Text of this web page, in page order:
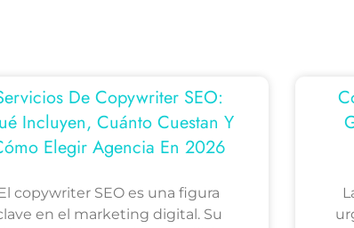
De Copywriter SEO:
Incluyen, Cuánto Cuestan Y
Elegir Agencia En 2026
copywriter SEO es una figura
en el marketing digital. Su